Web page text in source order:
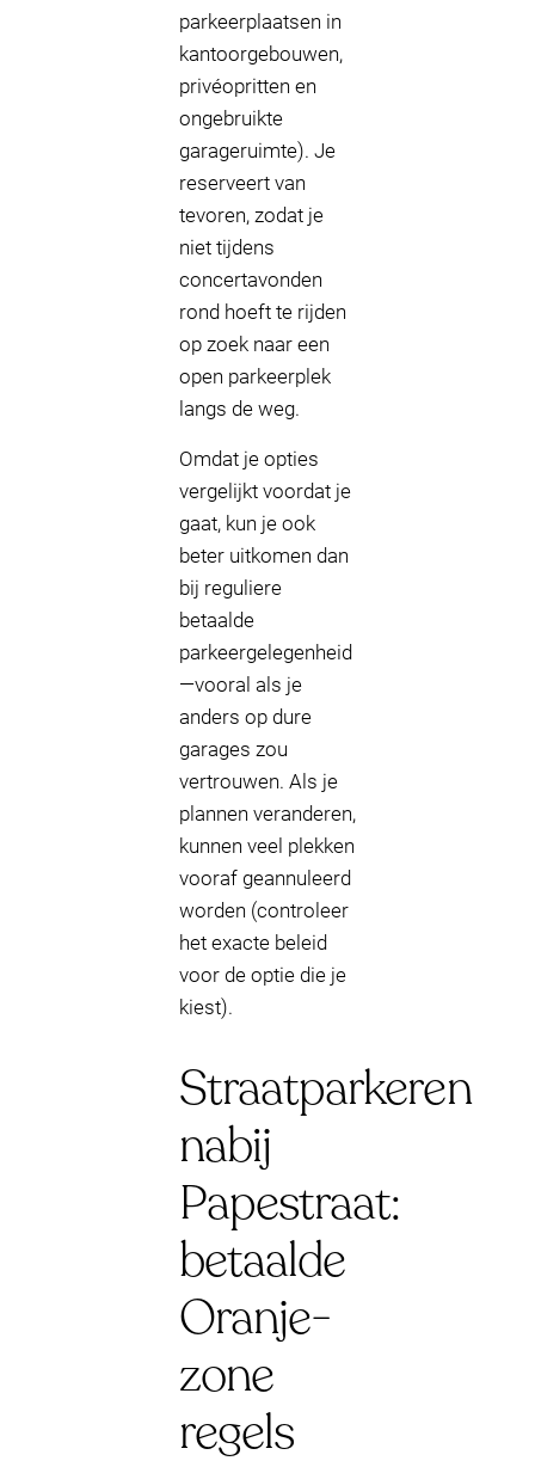
parkeerplaatsen in
kantoorgebouwen,
privéopritten en
ongebruikte
garageruimte). Je
reserveert van
tevoren, zodat je
niet tijdens
concertavonden
rond hoeft te rijden
op zoek naar een
open parkeerplek
langs de weg.
Omdat je opties
vergelijkt voordat je
gaat, kun je ook
beter uitkomen dan
bij reguliere
betaalde
parkeergelegenheid
—vooral als je
anders op dure
garages zou
vertrouwen. Als je
plannen veranderen,
kunnen veel plekken
vooraf geannuleerd
worden (controleer
het exacte beleid
voor de optie die je
kiest).
Straatparkeren
nabij
Papestraat:
betaalde
Oranje-
zone
regels